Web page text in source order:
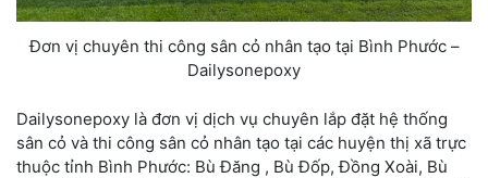
Đơn vị chuyên thi công sân cỏ nhân tạo tại Bình Phước –
Dailysonepoxy
Dailysonepoxy là đơn vị dịch vụ chuyên lắp đặt hệ thống
sân cỏ và thi công sân cỏ nhân tạo tại các huyện thị xã trực
thuộc tỉnh Bình Phước: Bù Đăng , Bù Đốp, Đồng Xoài, Bù